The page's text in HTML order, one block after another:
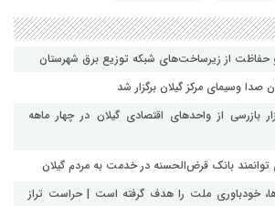
حفاظت از زیرساخت‌های شبکه توزیع برق شهرستان
صدا وسیمای مرکز گیلان برگزار شد
بیش از ۱۷ هزار بازرسی از واحدهای اقتصادی گیلان در چهار ماهه
توانمند بانک قرض‌الحسنه در خدمت به مردم گیلان
خودباوری ملت را هدف گرفته است | حراست تراز